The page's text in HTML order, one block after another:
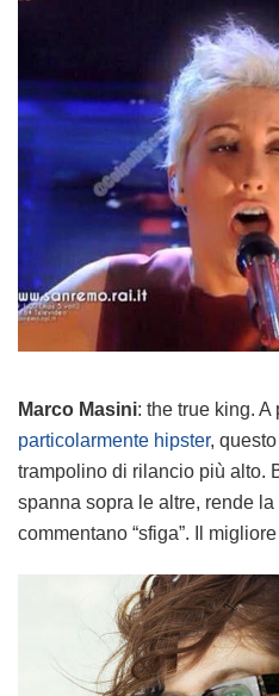
Marco Masini: the true king.
particolarmente hipster,
trampolino di rilancio più alto.
spanna sopra le altre, rende
commentano “sfiga”. Il